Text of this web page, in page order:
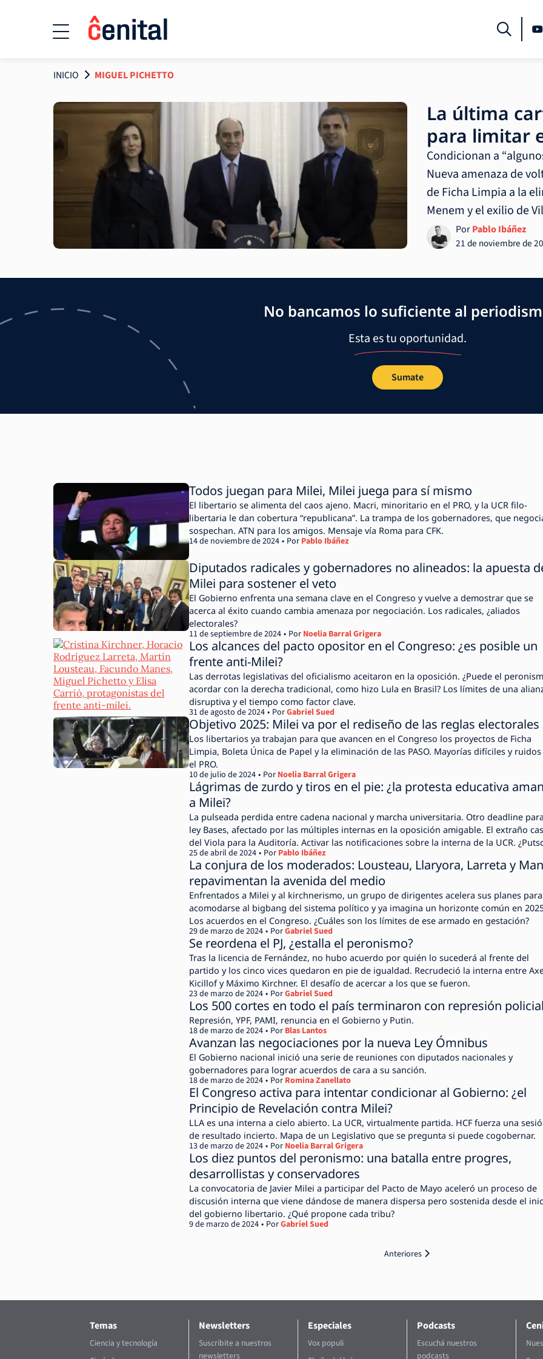
INICIO MIGUEL PICHETTO
La última
para limitar
Condicionan a
Nueva amenaza de
de Ficha Limpia a la
Menem y el exilio de
PorPablo Ibáñez
21 de noviembre de
No bancamos lo suficiente al
Esta es tu oportunidad.
Sumate
Todos juegan para Milei, Milei juega para sí mismo
El libertario se alimenta del caos ajeno. Macri, minoritario en el PRO, y la UCR filo-
libertaria le dan cobertura “republicana”. La trampa de los gobernadores, que
sospechan. ATN para los amigos. Mensaje vía Roma para CFK.
Por Pablo Ibáñez
14 de noviembre de 2024
Diputados radicales y gobernadores no alineados: la apuesta
Milei para sostener el veto
El Gobierno enfrenta una semana clave en el Congreso y vuelve a demostrar que se
acerca al éxito cuando cambia amenaza por negociación. Los radicales, ¿aliados
electorales?
Por Noelia Barral Grigera
11 de septiembre de 2024
Los alcances del pacto opositor en el Congreso: ¿es posible un
frente anti-Milei?
Las derrotas legislativas del oficialismo aceitaron en la oposición. ¿Puede el
acordar con la derecha tradicional, como hizo Lula en Brasil? Los límites de una
disruptiva y el tiempo como factor clave.
PorGabriel Sued
31 de agosto de 2024
Objetivo 2025: Milei va por el rediseño de las reglas electorales
Los libertarios ya trabajan para que avancen en el Congreso los proyectos de Ficha
Limpia, Boleta Única de Papel y la eliminación de las PASO. Mayorías difíciles y
el PRO.
Por Noelia Barral Grigera
10 de julio de 2024
Lágrimas de zurdo y tiros en el pie: ¿la protesta educativa
a Milei?
La pulseada perdida entre cadena nacional y marcha universitaria. Otro deadline
ley Bases, afectado por las múltiples internas en la oposición amigable. El extraño
del Viola para la Auditoría. Activar las notificaciones sobre la interna de la UCR.
fractura?
Por Pablo Ibáñez
25 de abril de 2024
La conjura de los moderados: Lousteau, Llaryora, Larreta y
repavimentan la avenida del medio
Enfrentados a Milei y al kirchnerismo, un grupo de dirigentes acelera sus planes para
acomodarse al bigbang del sistema político y ya imagina un horizonte común en
Los acuerdos en el Congreso. ¿Cuáles son los límites de ese armado en gestación?
PorGabriel Sued
29 de marzo de 2024
Se reordena el PJ, ¿estalla el peronismo?
Tras la licencia de Fernández, no hubo acuerdo por quién lo sucederá al frente del
partido y los cinco vices quedaron en pie de igualdad. Recrudeció la interna entre
Kicillof y Máximo Kirchner. El desafío de acercar a los que se fueron.
PorGabriel Sued
23 de marzo de 2024
Los 500 cortes en todo el país terminaron con represión policial
Represión, YPF, PAMI, renuncia en el Gobierno y Putin.
Por Blas Lantos
18 de marzo de 2024
Avanzan las negociaciones por la nueva Ley Ómnibus
El Gobierno nacional inició una serie de reuniones con diputados nacionales y
gobernadores para lograr acuerdos de cara a su sanción.
Por Romina Zanellato
18 de marzo de 2024
El Congreso activa para intentar condicionar al Gobierno: ¿el
Principio de Revelación contra Milei?
LLA es una interna a cielo abierto. La UCR, virtualmente partida. HCF fuerza una
de resultado incierto. Mapa de un Legislativo que se pregunta si puede cogobernar.
Por Noelia Barral Grigera
13 de marzo de 2024
Los diez puntos del peronismo: una batalla entre progres,
desarrollistas y conservadores
La convocatoria de Javier Milei a participar del Pacto de Mayo aceleró un proceso de
discusión interna que viene dándose de manera dispersa pero sostenida desde el
del gobierno libertario. ¿Qué propone cada tribu?
PorGabriel Sued
9 de marzo de 2024
Anteriores
Temas
Ciencia y tecnología
Newsletters
Suscribite a nuestros
newsletters
Especiales
Vox populi
Podcasts
Escuchá nuestros
podcasts